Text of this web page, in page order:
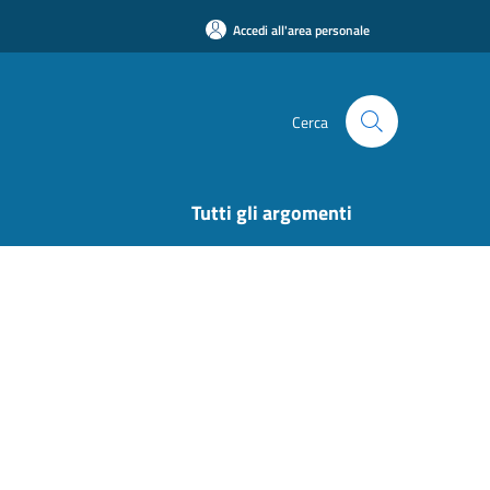
Accedi all'area personale
Cerca
Tutti gli argomenti